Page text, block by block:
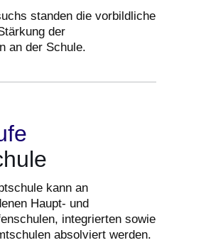
standen die vorbildliche
der
an der Schule.
kann an
Haupt- und
integrierten sowie
absolviert werden.